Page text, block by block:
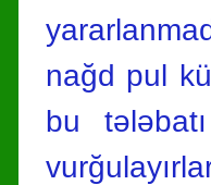
nağd pul
bu